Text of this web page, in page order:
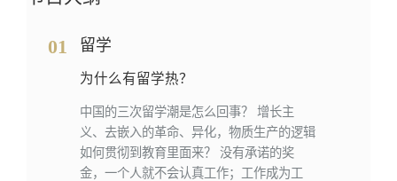
01 留学
为什么有留学热？
中国的三次留学潮是怎么回事？ 增长主
义、去嵌入的革命、异化，物质生产的逻辑
如何贯彻到教育里面来？ 没有承诺的奖
金，一个人就不会认真工作；工作成为工